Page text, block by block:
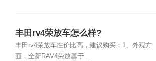
丰田rv4荣放车怎么样?
丰田rv4荣放车性价比高，建议购买：1、外观方
面，全新RAV4荣放基于...